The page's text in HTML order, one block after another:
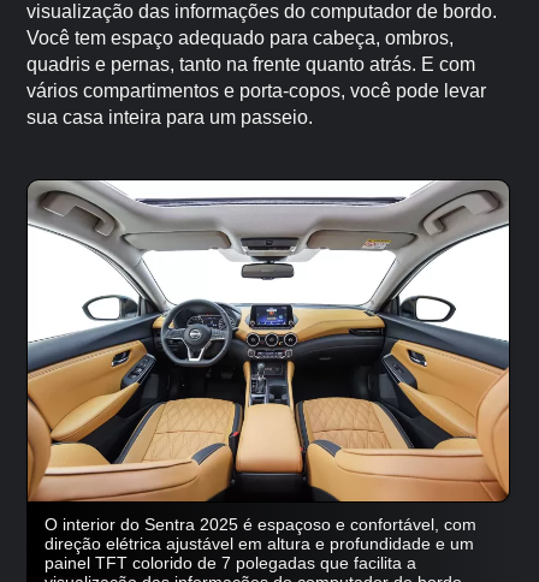
visualização das informações do computador de bordo.
Você tem espaço adequado para cabeça, ombros,
quadris e pernas, tanto na frente quanto atrás. E com
vários compartimentos e porta-copos, você pode levar
sua casa inteira para um passeio.
O interior do Sentra 2025 é espaçoso e confortável, com
direção elétrica ajustável em altura e profundidade e um
painel TFT colorido de 7 polegadas que facilita a